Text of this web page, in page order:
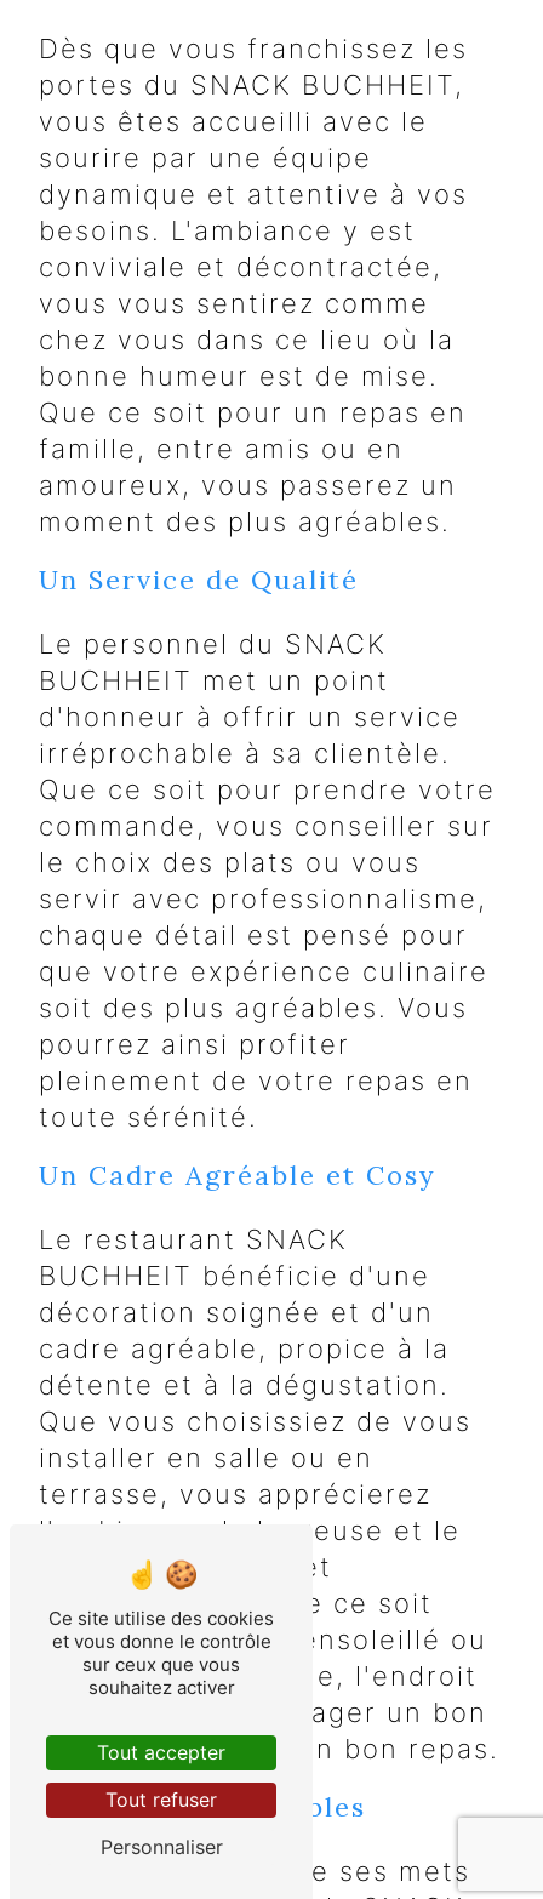
Dès que vous franchissez les
portes du SNACK BUCHHEIT,
vous êtes accueilli avec le
sourire par une équipe
dynamique et attentive à vos
besoins. L'ambiance y est
conviviale et décontractée,
vous vous sentirez comme
chez vous dans ce lieu où la
bonne humeur est de mise.
Que ce soit pour un repas en
famille, entre amis ou en
amoureux, vous passerez un
moment des plus agréables.
Un Service de Qualité
Le personnel du SNACK
BUCHHEIT met un point
d'honneur à offrir un service
irréprochable à sa clientèle.
Que ce soit pour prendre votre
commande, vous conseiller sur
le choix des plats ou vous
servir avec professionnalisme,
chaque détail est pensé pour
que votre expérience culinaire
soit des plus agréables. Vous
pourrez ainsi profiter
pleinement de votre repas en
toute sérénité.
Un Cadre Agréable et Cosy
Le restaurant SNACK
BUCHHEIT bénéficie d'une
décoration soignée et d'un
cadre agréable, propice à la
détente et à la dégustation.
Que vous choisissiez de vous
installer en salle ou en
terrasse, vous apprécierez
l'ambiance chaleureuse et le
décor soigné de cet
établissement. Que ce soit
pour un déjeuner ensoleillé ou
un dîner romantique, l'endroit
est idéal pour partager un bon
moment autour d'un bon repas.
Des Tarifs Accessibles
Malgré la qualité de ses mets
Ce site utilise des cookies
et vous donne le contrôle
sur ceux que vous
souhaitez activer
Tout accepter
Tout refuser
Personnaliser